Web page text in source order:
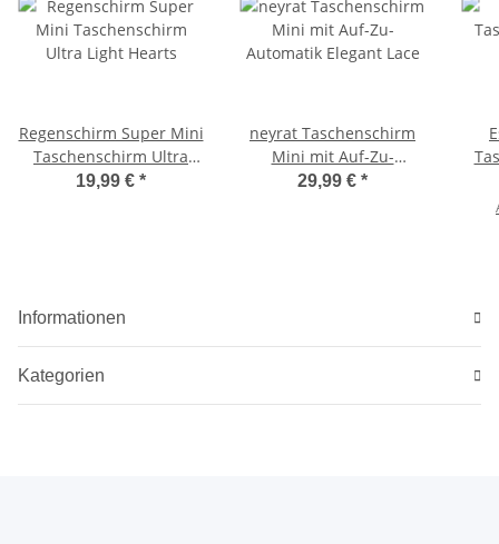
Regenschirm Super Mini
Taschenschirm Ultra
Light Hearts
19,99 € *
neyrat Taschenschirm
Mini mit Auf-Zu-
Automatik Elegant Lace
29,99 € *
Informationen
Kategorien